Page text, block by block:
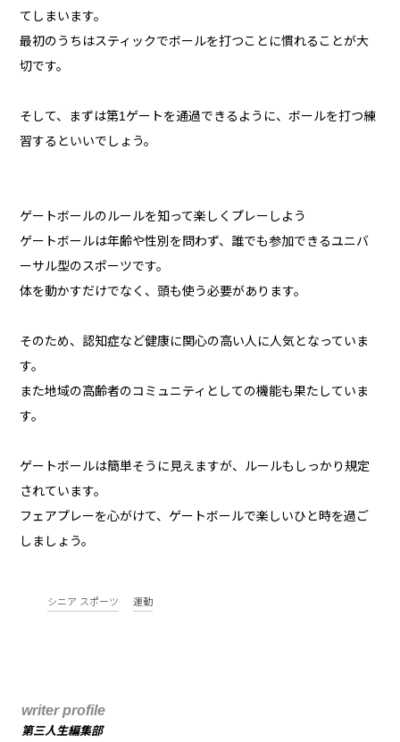
てしまいます。
最初のうちはスティックでボールを打つことに慣れることが大
切です。
そして、まずは第1ゲートを通過できるように、ボールを打つ練
習するといいでしょう。
ゲートボールのルールを知って楽しくプレーしよう
ゲートボールは年齢や性別を問わず、誰でも参加できるユニバ
ーサル型のスポーツです。
体を動かすだけでなく、頭も使う必要があります。
そのため、認知症など健康に関心の高い人に人気となっていま
す。
また地域の高齢者のコミュニティとしての機能も果たしていま
す。
ゲートボールは簡単そうに見えますが、ルールもしっかり規定
されています。
フェアプレーを心がけて、ゲートボールで楽しいひと時を過ご
しましょう。
シニア スポーツ 運動
writer profile
第三人生編集部